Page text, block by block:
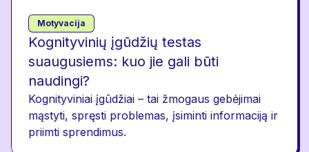
Motyvacija
Kognityvinių įgūdžių testas
suaugusiems: kuo jie gali būti
naudingi?
Kognityviniai įgūdžiai – tai žmogaus gebėjimai
mąstyti, spręsti problemas, įsiminti informaciją ir
priimti sprendimus.